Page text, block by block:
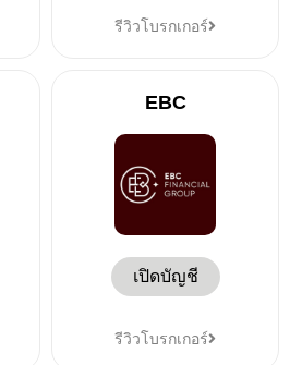
รีวิวโบรกเกอร์
EBC
เปิดบัญชี
รีวิวโบรกเกอร์